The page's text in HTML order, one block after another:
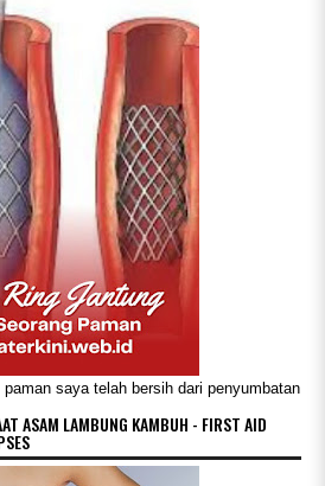
saya telah bersih dari penyumbatan
ASAM LAMBUNG KAMBUH - FIRST AID